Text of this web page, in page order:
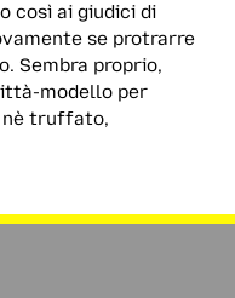
così ai giudici di
se protrarre
Sembra proprio,
modello per
nè truffato,